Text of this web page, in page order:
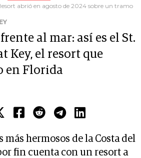
abrió en agosto de 2024 sobre un tramo
al mar: así es el St.
Key, el resort que
en Florida
más hermosos de la Costa del
fin cuenta con un resort a